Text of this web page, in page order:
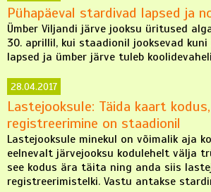
Pühapäeval stardivad lapsed ja
Ümber Viljandi järve jooksu üritused
30. aprillil, kui staadionil jooksevad
lapsed ja ümber järve tuleb
28.04.2017
Lastejooksule: Täida kaart
registreerimine on staadionil
Lastejooksule minekul on võimalik aja
eelnevalt järvejooksu kodulehelt välja
see kodus ära täita ning anda siis
registreerimistelki. Vastu antakse